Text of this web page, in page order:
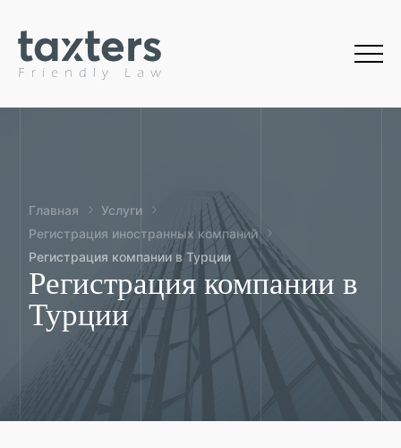
Главная
Услуги
Регистрация иностранных компаний
Регистрация компании в Турции
Регистрация компании в
Турции